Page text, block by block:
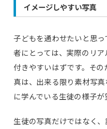
イメージしやすい写真
子どもを通わせたいと思
者にとっては、実際のリ
付きやすいはずです。そ
真は、出来る限り素材写
に学んでいる生徒の様子が
生徒の写真だけではなく、